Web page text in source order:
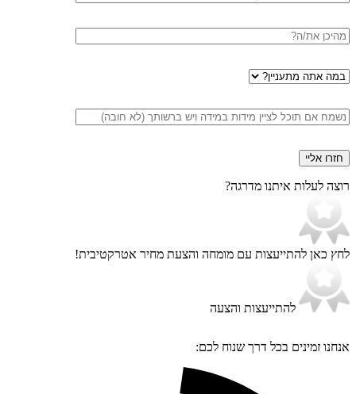
עיר
במה
הערות
רוצה לעלות איתנו מדרגה?
לחץ כאן להתייעצות עם מומחה והצעת מחיר אטרקטיבית!
להתייעצות והצעה
אנחנו זמינים בכל דרך שנוח לכם: